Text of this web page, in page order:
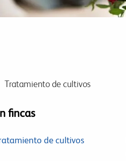
Tratamiento de cultivos
fincas
de cultivos